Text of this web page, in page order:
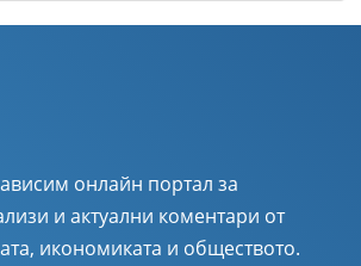
онлайн портал за
и актуални коментари от
икономиката и обществото.